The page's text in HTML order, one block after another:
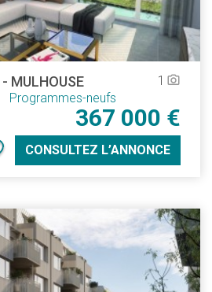
- MULHOUSE
Programmes-neufs
1 camera_alt
367 000 €
CONSULTEZ L’ANNONCE